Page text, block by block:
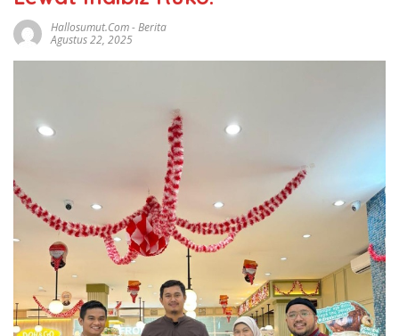
Hallosumut.com-Berita
Agustus 22, 2025